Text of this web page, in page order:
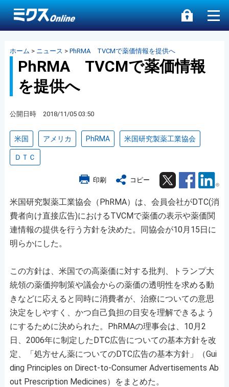
ホーム > ニュース > PhRMA TVCMで薬価情報を提供へ
PhRMA TVCMで薬価情報
を提供へ
公開日時 2018/11/05 03:50
米国 アメリカ PhRMA 米国研究製薬工業協会
ＤＴＣ
印刷 コピー Twitter Facebook
米国研究製薬工業協会（PhRMA）は、会員会社がDTC(消
費者向け直接広告)におけるTVCMで薬価の表示や薬価関
連情報の提供を行う方針を決めた。同協会が10月15日に
明らかにした。
この方針は、米国での高薬価に対する批判、トランプ大
統領の薬価抑制策や議会からの薬価の透明性を求める動
きなどに応えると同時に消費者が、治療についての意思
決定をしやすく、かつ自己負担の目安を理解できるよう
にするために決められた。PhRMAの理事会は、10月2
日、2006年に制定したDTC広告についての基本方針を改
定、「処方せん薬についてのDTC広告の基本方針」（Gui
ding Principles on Direct-to-Consumer Advertisements Ab
out Prescription Medicines）をまとめた。